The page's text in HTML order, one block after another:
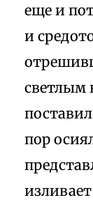
еще и
и
светлым
пор